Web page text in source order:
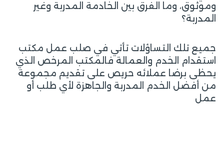
وموثوق، وما الفرق بين الخادمة المدربة وغير
المدربة؟
جميع تلك التساؤلات تأتي في صلب عمل مكتب
استقدام الخدم والعمالة فالمكتب المرخص الذي
يحظى برضا عملائه حريص على تقديم مجموعة
من أفضل الخدم المدربة والجاهزة لأي طلب أو
عمل